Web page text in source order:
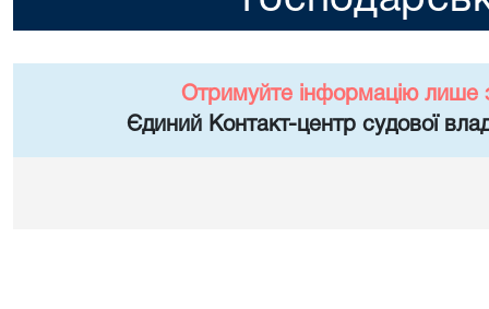
Отримуйте інформацію лише
Єдиний Контакт-центр судової